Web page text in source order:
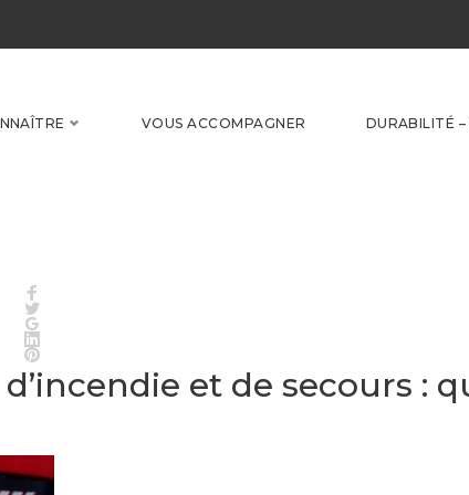
VOUS ACCOMPAGNER DURABILITÉ –
Twitter
Pinterest
et de secours :